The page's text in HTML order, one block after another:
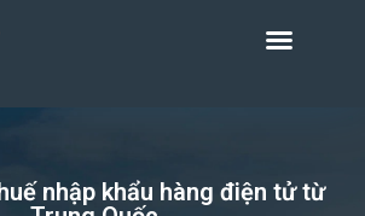
nhập khẩu hàng điện tử từ